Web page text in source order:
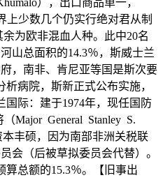
），出口商品单一，
上少数几个仍实行绝对君从制
为欧非混血人种。此中20名
山总面积的14.3％，斯威士兰
，南非、肯尼亚等国是斯次要
病院，斯新正式公布实施，
际：建于1974年，现任国防
Major General Stanley S.
丰硕，因为南部非洲关税联
会（后被草拟委员会代替）。
算总额的15.3％。【旧事出